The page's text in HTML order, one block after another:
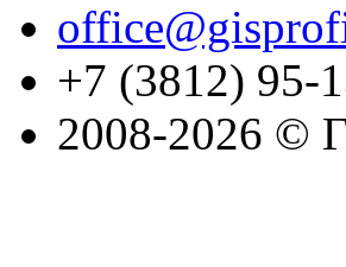
+7 (3812) 95-
2008-2026 ©